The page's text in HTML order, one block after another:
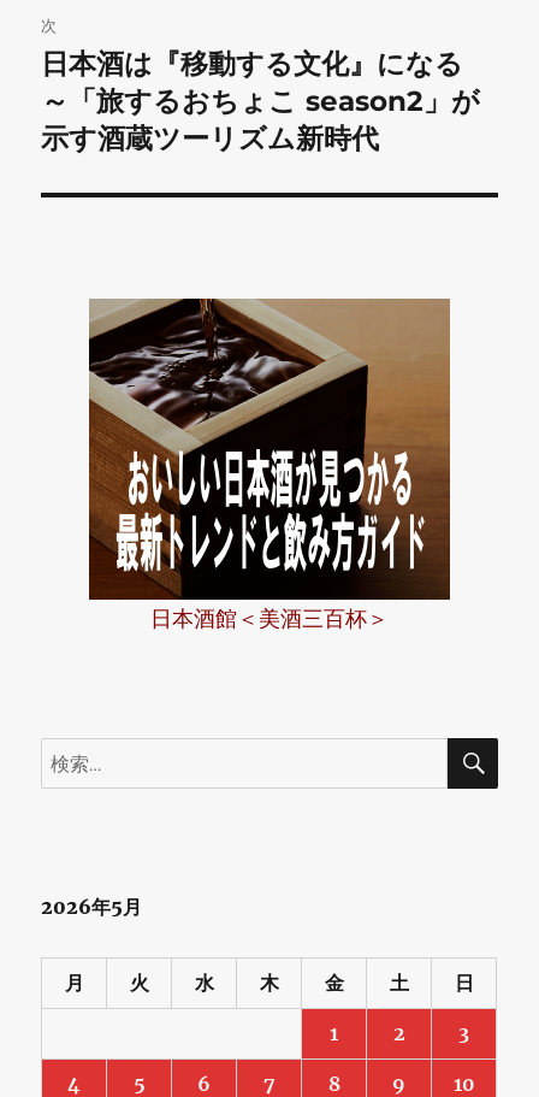
ゲ
ー
シ
次
次
の
投
日本酒は『移動する文化』になる
～「旅するおちょこ season2」が
示す酒蔵ツーリズム新時代
日本酒館＜美酒三百杯＞
検
索:
検
2026年5月
月 火 水 木 金 土 日
1 2 3
4 5 6 7 8 9 10